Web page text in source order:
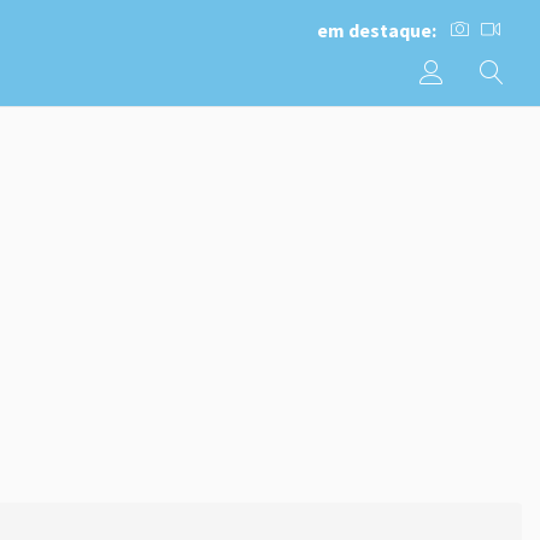
em destaque: